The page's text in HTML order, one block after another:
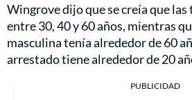
Wingrove dijo que se creía que
entre 30, 40 y 60 años, mientras
masculina tenía alrededor de 60
arrestado tiene alrededor de 20
PUBLICIDAD